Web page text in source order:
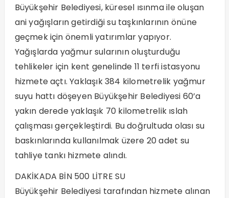
Büyükşehir Belediyesi, küresel ısınma ile oluşan
ani yağışların getirdiği su taşkınlarının önüne
geçmek için önemli yatırımlar yapıyor.
Yağışlarda yağmur sularının oluşturduğu
tehlikeler için kent genelinde 11 terfi istasyonu
hizmete açtı. Yaklaşık 384 kilometrelik yağmur
suyu hattı döşeyen Büyükşehir Belediyesi 60’a
yakın derede yaklaşık 70 kilometrelik ıslah
çalışması gerçekleştirdi. Bu doğrultuda olası su
baskınlarında kullanılmak üzere 20 adet su
tahliye tankı hizmete alındı.
DAKİKADA BİN 500 LİTRE SU
Büyükşehir Belediyesi tarafından hizmete alınan